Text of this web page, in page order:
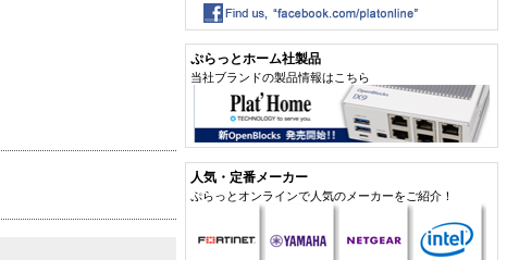
ぷらっとホーム社製品
当社ブランドの製品情報はこちら
人気・定番メーカー
ぷらっとオンラインで人気のメーカーをご紹介！